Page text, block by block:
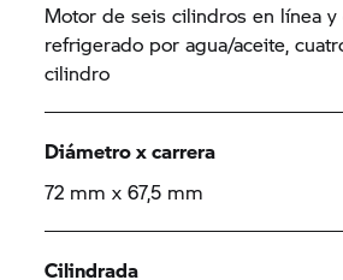
Motor de seis cilindros en línea
refrigerado por agua/aceite,
cilindro
Diámetro x carrera
72 mm x 67,5 mm
Cilindrada